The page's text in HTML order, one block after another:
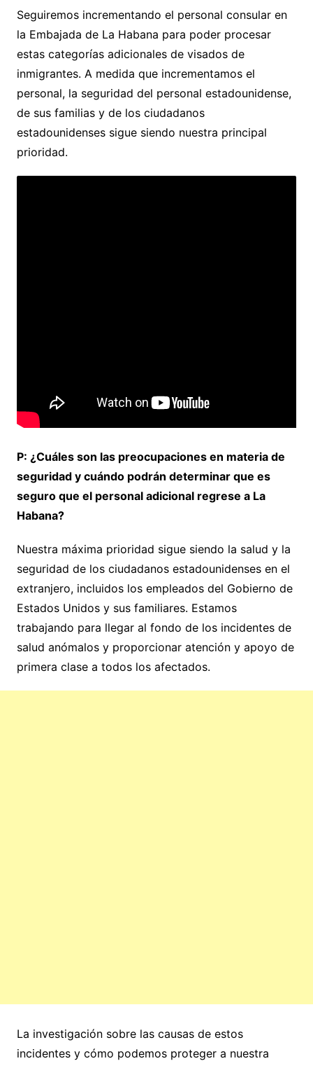
Seguiremos incrementando el personal consular en
la Embajada de La Habana para poder procesar
estas categorías adicionales de visados de
inmigrantes. A medida que incrementamos el
personal, la seguridad del personal estadounidense,
de sus familias y de los ciudadanos
estadounidenses sigue siendo nuestra principal
prioridad.
P: ¿Cuáles son las preocupaciones en materia de
seguridad y cuándo podrán determinar que es
seguro que el personal adicional regrese a La
Habana?
Nuestra máxima prioridad sigue siendo la salud y la
seguridad de los ciudadanos estadounidenses en el
extranjero, incluidos los empleados del Gobierno de
Estados Unidos y sus familiares. Estamos
trabajando para llegar al fondo de los incidentes de
salud anómalos y proporcionar atención y apoyo de
primera clase a todos los afectados.
La investigación sobre las causas de estos
incidentes y cómo podemos proteger a nuestra